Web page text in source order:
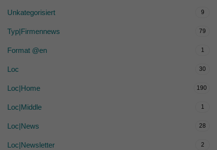
Unkategorisiert 9
Typ|Firmennews 79
Format @en 1
Loc 30
Loc|Home 190
Loc|Middle 1
Loc|News 28
Loc|Newsletter 2